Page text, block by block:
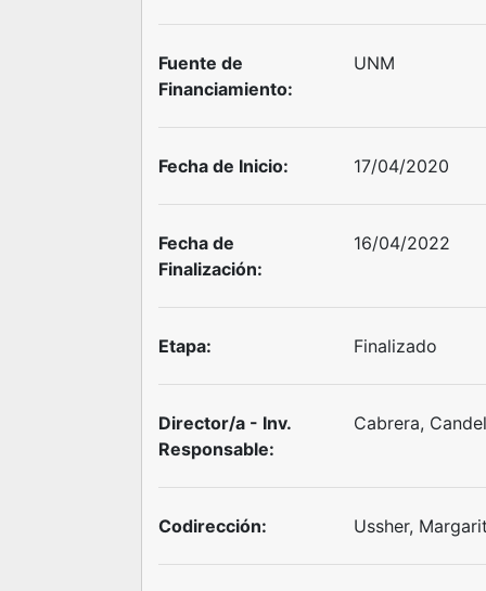
Fuente de
Financiamiento:
UNM
Fecha de Inicio: 17/04/2020
Fecha de
Finalización:
16/04/2022
Etapa: Finalizado
Director/a - Inv.
Responsable:
Cabrera,
Codirección: Ussher,